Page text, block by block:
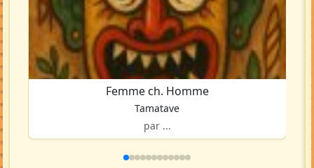
Femme ch. Homme
Tamatave
par ...